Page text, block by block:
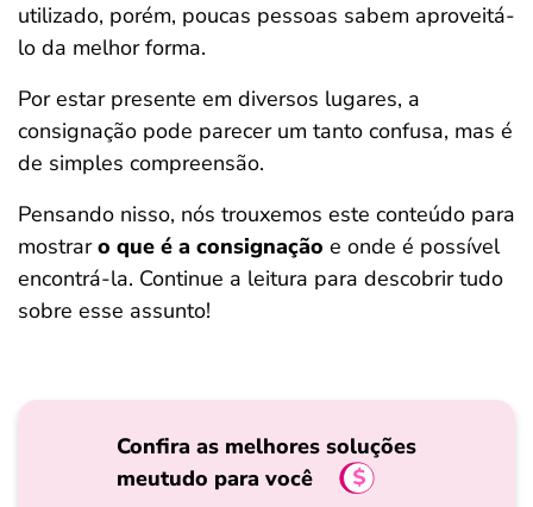
utilizado, porém, poucas pessoas sabem aproveitá-
lo da melhor forma.
Por estar presente em diversos lugares, a
consignação pode parecer um tanto confusa, mas é
de simples compreensão.
Pensando nisso, nós trouxemos este conteúdo para
mostraro que é a consignação e onde é possível
encontrá-la. Continue a leitura para descobrir tudo
sobre esse assunto!
Confira as melhores soluções
meutudo para você